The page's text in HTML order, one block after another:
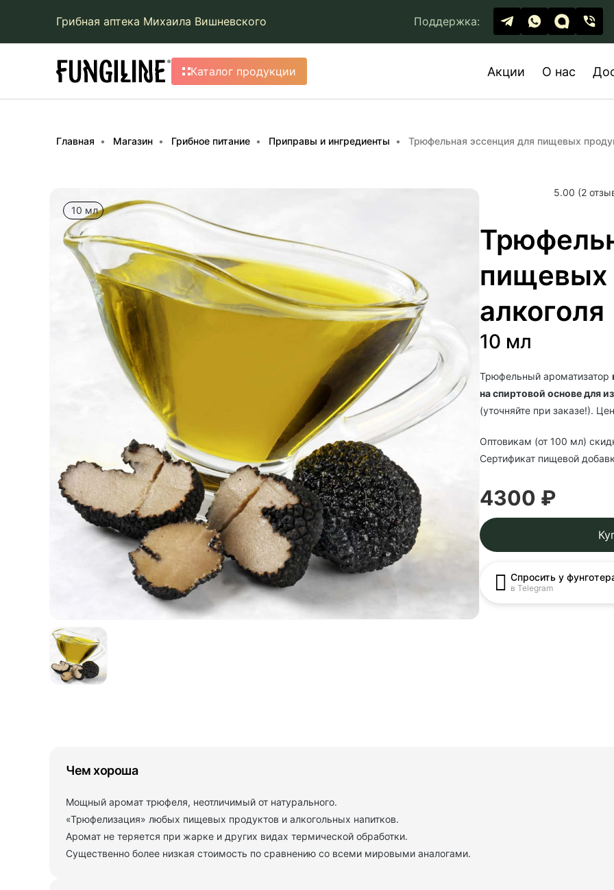
Грибная аптека Михаила Вишневского Поддержка:
Каталог продукции Акции О нас
Главная Магазин Грибное питание Приправы и ингредиенты Трюфельная эссенция для пищевых
10 мл
5.00 (2
пищевых
алкоголя
10 мл
Трюфельный ароматизатор
на спиртовой основе для
(уточняйте при заказе!).
Оптовикам (от 100 мл)
Сертификат пищевой
4300 ₽
Спросить у
в Telegram
Чем хороша
Мощный аромат трюфеля, неотличимый от натурального.
«Трюфелизация» любых пищевых продуктов и алкогольных напитков.
Аромат не теряется при жарке и других видах термической обработки.
Существенно более низкая стоимость по сравнению со всеми мировыми аналогами.